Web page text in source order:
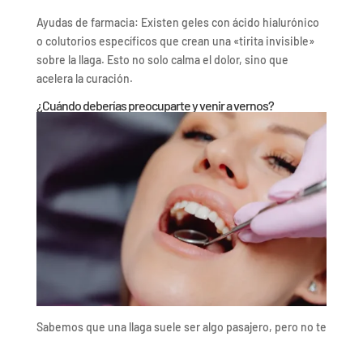
Ayudas de farmacia: Existen geles con ácido hialurónico
o colutorios específicos que crean una «tirita invisible»
sobre la llaga. Esto no solo calma el dolor, sino que
acelera la curación.
¿Cuándo deberías preocuparte y venir a vernos?
Sabemos que una llaga suele ser algo pasajero, pero no te